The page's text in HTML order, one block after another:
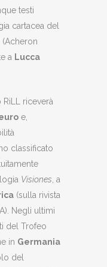
testi
cartacea del
(Acheron
a Lucca
RiLL riceverà
e,
classificato
Visiones , a
(sulla rivista
Negli ultimi
del Trofeo
in Germania
del